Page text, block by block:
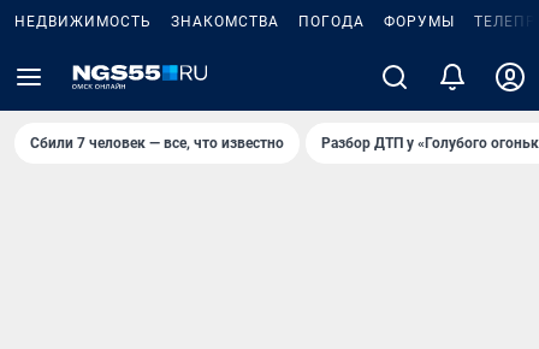
НЕДВИЖИМОСТЬ ЗНАКОМСТВА ПОГОДА ФОРУМЫ
Сбили 7 человек — все, что известно Разбор ДТП у «Голубого